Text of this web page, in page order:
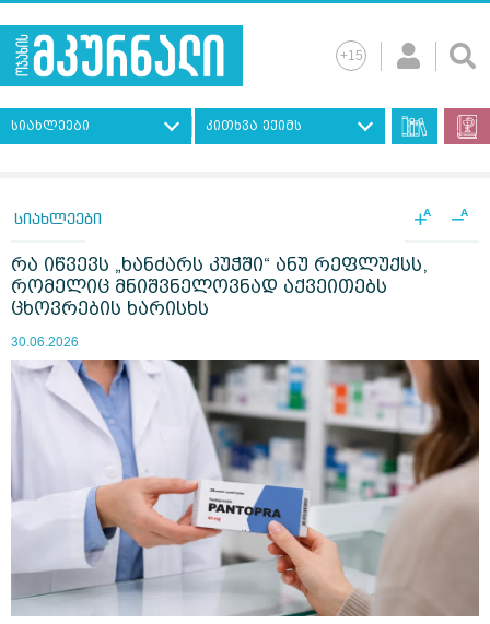
სიახლეები კითხვა ექიმს
სიახლეები +A −A
რა იწვევს „ხანძარს კუჭში“ ანუ რეფლუქსს,
რომელიც მნიშვნელოვნად აქვეითებს
ცხოვრების ხარისხს
30.06.2026